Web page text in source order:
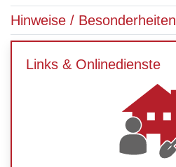
Hinweise / Besonderheiten
Links & Onlinedienste